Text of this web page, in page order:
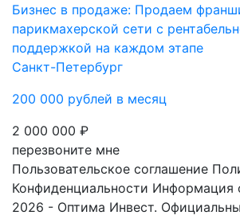
Бизнес в продаже: Продаем
парикмахерской сети с
поддержкой на каждом этапе
Санкт-Петербург
200 000 рублей в месяц
2 000 000 ₽
перезвоните мне
Пользовательское соглашение
Конфиденциальности Информация
2026 - Оптима Инвест.